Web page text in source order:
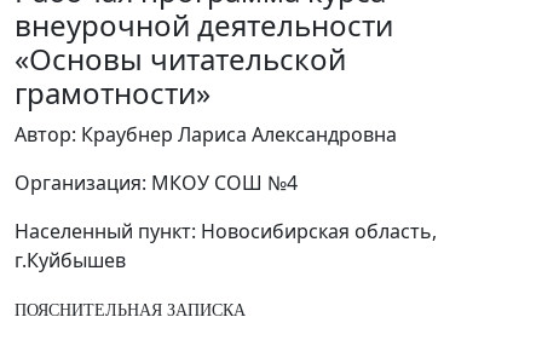
внеурочной деятельности
«Основы читательской
грамотности»
Автор: Краубнер Лариса Александровна
Организация: МКОУ СОШ №4
Населенный пункт: Новосибирская область,
г.Куйбышев
ПОЯСНИТЕЛЬНАЯ ЗАПИСКА